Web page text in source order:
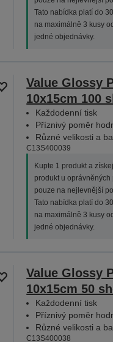
Tato nabídka platí do
na maximálně 3 kusy
jedné objednávky.
Value Glossy
10x15cm 100
Každodenní tisk
Příznivý poměr
Různé velikosti a
C13S400039
Kupte 1 produkt a
produkt u
pouze na nejlevnější
Tato nabídka platí do
na maximálně 3 kusy
jedné objednávky.
Value Glossy
10x15cm 50
Každodenní tisk
Příznivý poměr
Různé velikosti a
C13S400038